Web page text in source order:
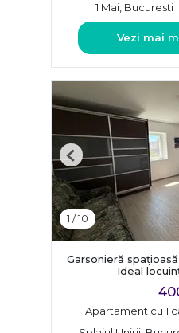
1 Mai, Bucuresti
Vezi mai
1 /10
Previous
Garsonieră
Ideal
Apartament cu 1